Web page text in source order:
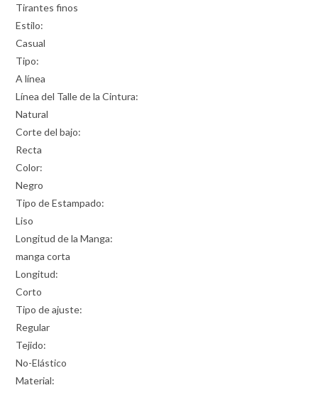
Tirantes finos
Estilo:
Casual
Tipo:
A línea
Línea del Talle de la Cintura:
Natural
Corte del bajo:
Recta
Color:
Negro
Tipo de Estampado:
Liso
Longitud de la Manga:
manga corta
Longitud:
Corto
Tipo de ajuste:
Regular
Tejido:
No-Elástico
Material: